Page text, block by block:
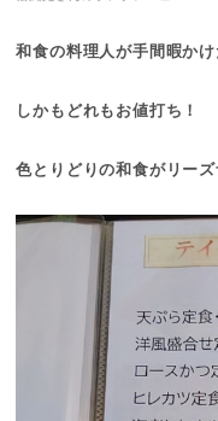
和食の料理人が手間暇か
しかもどれもお値打ち！
色とりどりの和食がリーズ